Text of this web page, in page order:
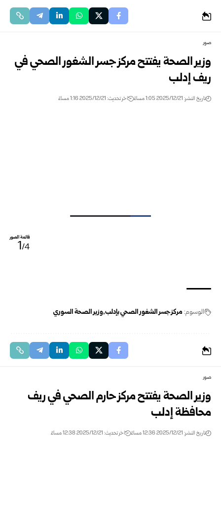
صور
وزير الصحة يفتتح مركز جسر الشغور الصحي في
ريف إدلب
تاريخ النشر: 2025/12/21 1:05 مساءً اخر تحديث: 2025/12/21 1:16 مساءً
قائمة الصور
1/4
الوسوم: مركز جسر الشغور الصحي بإدلب وزير الصحة السوري
صور
وزير الصحة يفتتح مركز حارم الصحي في ريف
محافظة إدلب
تاريخ النشر: 2025/12/21 12:36 مساءً اخر تحديث: 2025/12/21 12:38 مساءً